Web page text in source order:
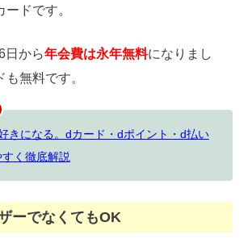
ドです。
日から年会費は永年無料になりまし
無料です。
きになる。dカード・dポイント・d払い
く徹底解説
ーでなくてもOK